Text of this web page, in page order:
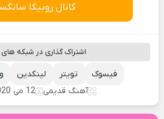
کانال روبیکا
اشتراک گذاری در شبکه های
لینکدین تویتر
فیسوک
آهنگ قدیمی
12 می 2020